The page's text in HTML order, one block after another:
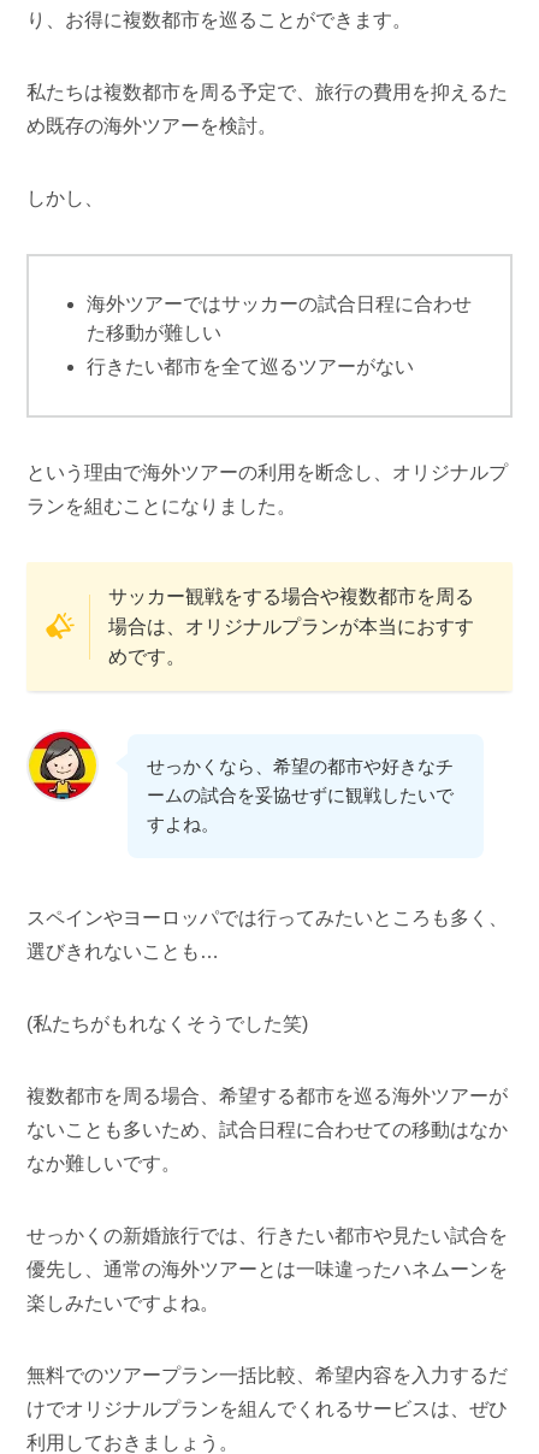
り、お得に複数都市を巡ることができます。
私たちは複数都市を周る予定で、旅行の費用を抑えるた
め既存の海外ツアーを検討。
しかし、
海外ツアーではサッカーの試合日程に合わせ
た移動が難しい
行きたい都市を全て巡るツアーがない
という理由で海外ツアーの利用を断念し、オリジナルプ
ランを組むことになりました。
サッカー観戦をする場合や複数都市を周る
場合は、オリジナルプランが本当におすす
めです。
せっかくなら、希望の都市や好きなチ
ームの試合を妥協せずに観戦したいで
すよね。
スペインやヨーロッパでは行ってみたいところも多く、
選びきれないことも…
(私たちがもれなくそうでした笑)
複数都市を周る場合、希望する都市を巡る海外ツアーが
ないことも多いため、試合日程に合わせての移動はなか
なか難しいです。
せっかくの新婚旅行では、行きたい都市や見たい試合を
優先し、通常の海外ツアーとは一味違ったハネムーンを
楽しみたいですよね。
無料でのツアープラン一括比較、希望内容を入力するだ
けでオリジナルプランを組んでくれるサービスは、ぜひ
利用しておきましょう。